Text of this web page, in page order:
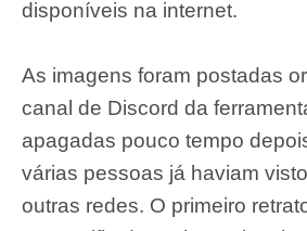
disponíveis na internet.
As imagens foram postadas
canal de Discord da
apagadas pouco tempo
várias pessoas já haviam
outras redes. O primeiro